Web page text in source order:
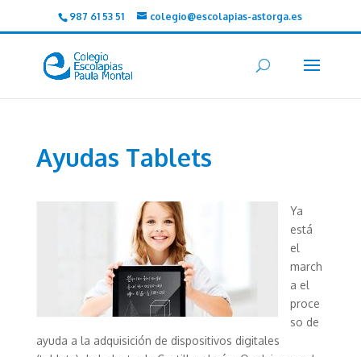
987 61 53 51 colegio@escolapias-astorga.es
Ayudas Tablets
Ya
está
el
march
a el
proce
so de
ayuda a la adquisición de dispositivos digitales